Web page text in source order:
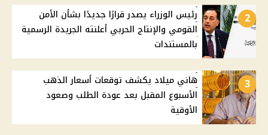
2
رئيس الوزراء يصدر قرارًا جديدًا بشأن الأمن
القومي والإنتاج الحربي أعلنته الجريدة الرسمية
بالمستندات
3
هاني ميلاد يكشف توقعات أسعار الذهب
الأسبوع المقبل بعد عودة الطلب وصعود
الأوقية